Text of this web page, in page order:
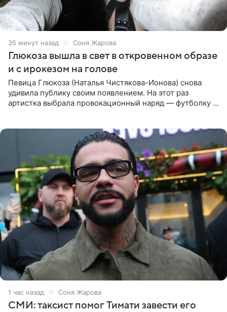
36 минут назад Соня Жарова
Глюкоза вышла в свет в откровенном образе
и с ирокезом на голове
Певица Глюкоза (Наталья Чистякова-Ионова) снова
удивила публику своим появлением. На этот раз
артистка выбрала провокационный наряд — футболку с
1 час назад Соня Жарова
СМИ: таксист помог Тимати завести его